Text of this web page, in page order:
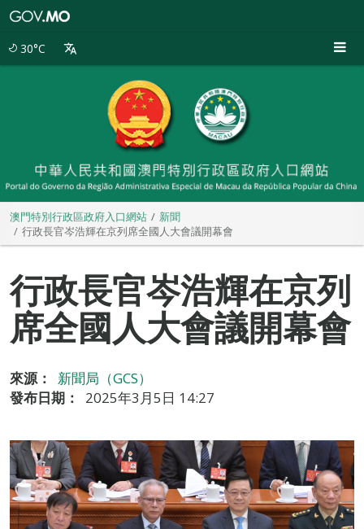
30°C
澳門特別行政區政府入口網站
新聞
行政長官岑浩輝在京列席全國人大會議開幕會
行政長官岑浩輝在京列
席全國人大會議開幕會
來源：
新聞局（GCS）
發布日期：
2025年3月5日 14:27